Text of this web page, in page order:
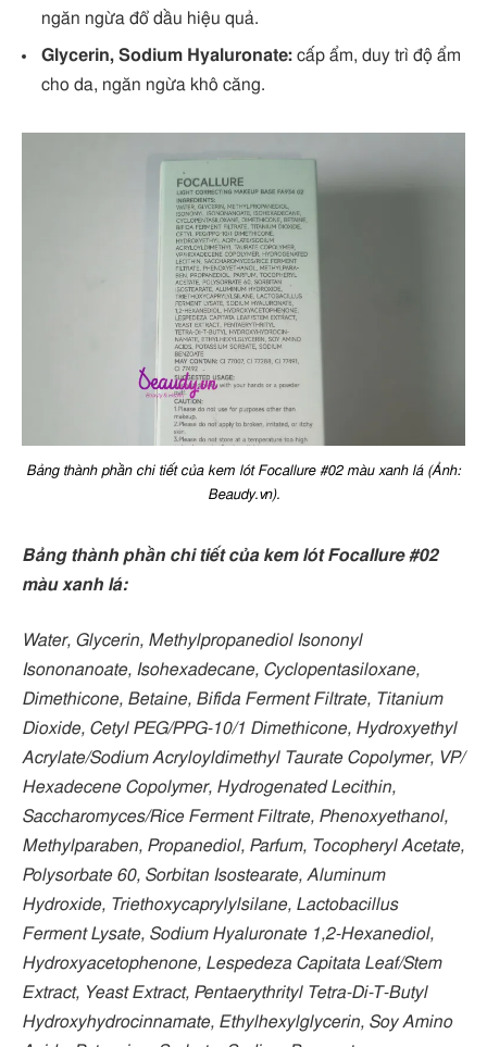
ngăn ngừa đổ dầu hiệu quả.
Glycerin, Sodium Hyaluronate: cấp ẩm, duy trì độ ẩm
cho da, ngăn ngừa khô căng.
Bảng thành phần chi tiết của kem lót Focallure #02 màu xanh lá (Ảnh:
Beaudy.vn).
Bảng thành phần chi tiết của kem lót Focallure #02
màu xanh lá:
Water, Glycerin, Methylpropanediol Isononyl
Isononanoate, ​Isohexadecane, Cyclopentasiloxane,
Dimethicone, Betaine, Bifida Ferment Filtrate, Titanium
Dioxide, Cetyl PEG/​PPG-10/​1 Dimethicone, Hydroxyethyl
Acrylate/​Sodium Acryloyldimethyl Taurate Copolymer, VP/​
Hexadecene Copolymer, Hydrogenated Lecithin,
Saccharomyces/​Rice Ferment Filtrate, Phenoxyethanol,
Methylparaben, Propanediol, Parfum, Tocopheryl Acetate,
Polysorbate 60, Sorbitan Isostearate, Aluminum
Hydroxide, Triethoxycaprylylsilane, Lactobacillus
Ferment Lysate, Sodium Hyaluronate 1,2-Hexanediol,
Hydroxyacetophenone, Lespedeza Capitata Leaf/​Stem
Extract, Yeast Extract, Pentaerythrityl Tetra-Di-T-Butyl
Hydroxyhydrocinnamate, Ethylhexylglycerin, Soy Amino